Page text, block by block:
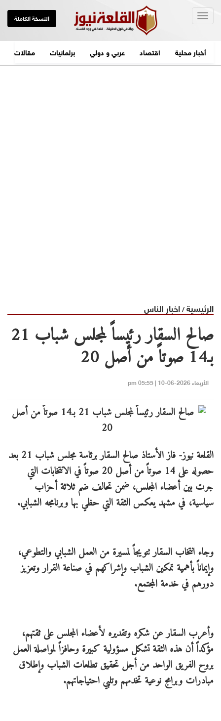
النسخة الكاملة
أخبار محلية اقتصاد عربي و دولي برلمانيات مقالات
الرئيسية/اخبار الناس
صالح السقار رئيساً لمجلس شباب 21
بـ14 صوتاً من أصل 20
الأربعاء 2026-06-10 | 05:55 pm
القلعة نيوز- فاز الأستاذ صالح السقار برئاسة مجلس شباب 21 بعد
حصوله على 14 صوتاً من أصل 20 صوتاً في الانتخابات التي
جرت بين أعضاء المجلس، ضمن تحالف ضم ثلاثة أحزاب
سياسية، في مشهد يعكس الثقة التي حظي بها وبرنامجه الشبابي.
وجاء انتخاب السقار تتويجاً لمسيرة من العمل الشبابي والتطوعي،
وإيماناً بأهمية تمكين الشباب وإشراكهم في صناعة القرار وتعزيز
دورهم في خدمة المجتمع.
وأعرب السقار عن شكره وتقديره لأعضاء المجلس على ثقتهم،
مؤكداً أن هذه الثقة تشكل مسؤولية كبيرة وحافزاً لمواصلة العمل
بروح الفريق الواحد من أجل تحقيق تطلعات الشباب وإطلاق
مبادرات وبرامج نوعية تخدمهم وتلبي احتياجاتهم.